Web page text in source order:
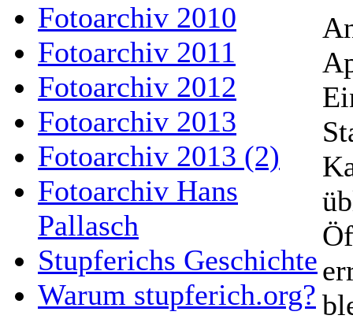
Fotoarchiv 2010
Fotoarchiv 2011
Fotoarchiv 2012
Fotoarchiv 2013
Fotoarchiv 2013 (2)
Fotoarchiv Hans
Pallasch
Stupferichs Geschichte
Warum stupferich.org?